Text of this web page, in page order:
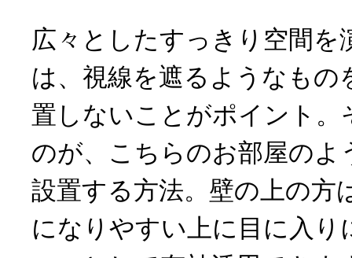
広々としたすっきり空間を
は、視線を遮るようなもの
置しないことがポイント
のが、こちらのお部屋のよ
設置する方法。壁の上の方
になりやすい上に目に入り